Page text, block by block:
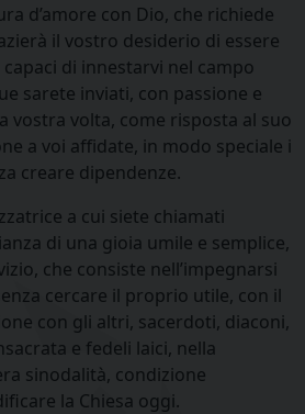
d’amore con Dio, che richiede
il vostro desiderio di essere
di innestarvi nel campo
sarete inviati, con passione e
vostra volta, come risposta al suo
a voi affidate, in modo speciale i
creare dipendenze.
a cui siete chiamati
di una gioia umile e semplice,
che consiste nell’impegnarsi
cercare il proprio utile, con il
con gli altri, sacerdoti, diaconi,
e fedeli laici, nella
sinodalità, condizione
la Chiesa oggi.